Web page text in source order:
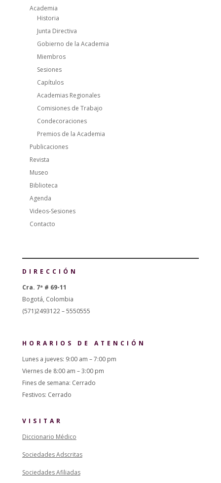
Academia
Historia
Junta Directiva
Gobierno de la Academia
Miembros
Sesiones
Capítulos
Academias Regionales
Comisiones de Trabajo
Condecoraciones
Premios de la Academia
Publicaciones
Revista
Museo
Biblioteca
Agenda
Videos-Sesiones
Contacto
DIRECCIÓN
Cra. 7ª # 69-11
Bogotá, Colombia
(571)2493122 – 5550555
HORARIOS DE ATENCIÓN
Lunes a jueves: 9:00 am – 7:00 pm
Viernes de 8:00 am – 3:00 pm
Fines de semana: Cerrado
Festivos: Cerrado
VISITAR
Diccionario Médico
Sociedades Adscritas
Sociedades Afiliadas